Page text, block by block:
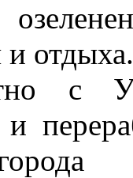
и отдыха.
с
и